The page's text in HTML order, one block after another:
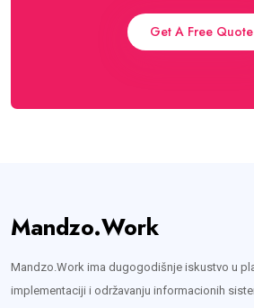
Get A Free Quote
Mandzo.Work
Mandzo.Work ima dugogodišnje iskustvo u
implementaciji i održavanju informacionih